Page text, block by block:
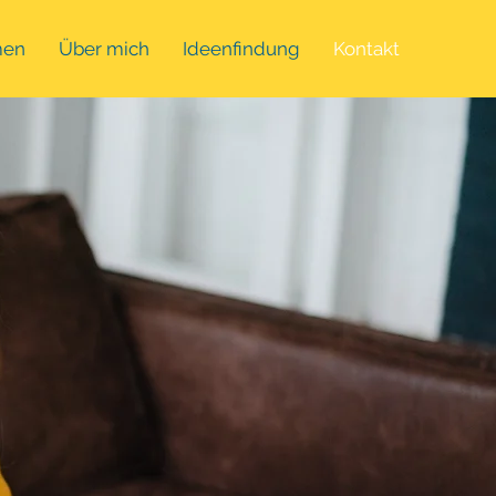
Über mich Ideenfindung Kontakt